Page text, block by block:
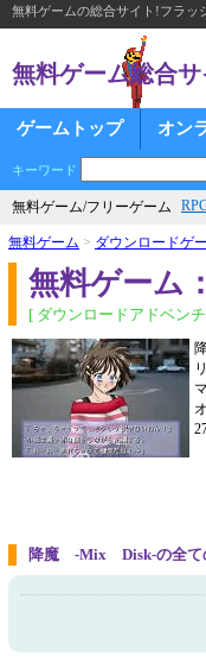
無料ゲームの総合サイト!フラッ
無料ゲーム総合サ
ゲームトップ オン
キーワード
無料ゲーム/フリーゲーム
無料ゲーム > ダウンロードゲ
無料ゲー
[ ダウンロードアドベン
降魔 -Mix Disk-の全て